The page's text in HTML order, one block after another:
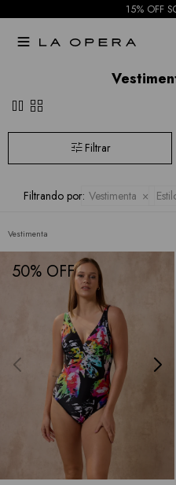
15% OFF

pause grid_view
Filtrando por: Vestimenta
Vestimenta
50